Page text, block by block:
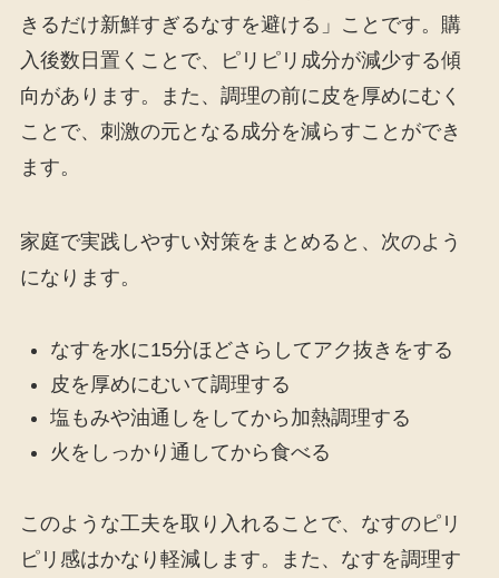
きるだけ新鮮すぎるなすを避ける」ことです。購
入後数日置くことで、ピリピリ成分が減少する傾
向があります。また、調理の前に皮を厚めにむく
ことで、刺激の元となる成分を減らすことができ
ます。
家庭で実践しやすい対策をまとめると、次のよう
になります。
なすを水に15分ほどさらしてアク抜きをする
皮を厚めにむいて調理する
塩もみや油通しをしてから加熱調理する
火をしっかり通してから食べる
このような工夫を取り入れることで、なすのピリ
ピリ感はかなり軽減します。また、なすを調理す